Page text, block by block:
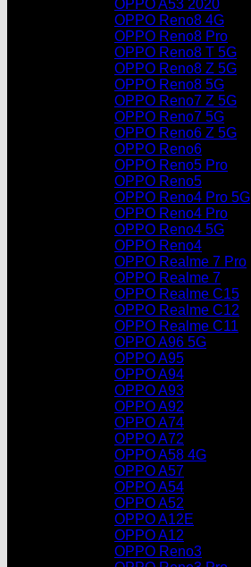
OPPO A53 2020
OPPO Reno8 4G
OPPO Reno8 Pro
OPPO Reno8 T 5G
OPPO Reno8 Z 5G
OPPO Reno8 5G
OPPO Reno7 Z 5G
OPPO Reno7 5G
OPPO Reno6 Z 5G
OPPO Reno6
OPPO Reno5 Pro
OPPO Reno5
OPPO Reno4 Pro 5G
OPPO Reno4 Pro
OPPO Reno4 5G
OPPO Reno4
OPPO Realme 7 Pro
OPPO Realme 7
OPPO Realme C15
OPPO Realme C12
OPPO Realme C11
OPPO A96 5G
OPPO A95
OPPO A94
OPPO A93
OPPO A92
OPPO A74
OPPO A72
OPPO A58 4G
OPPO A57
OPPO A54
OPPO A52
OPPO A12E
OPPO A12
OPPO Reno3